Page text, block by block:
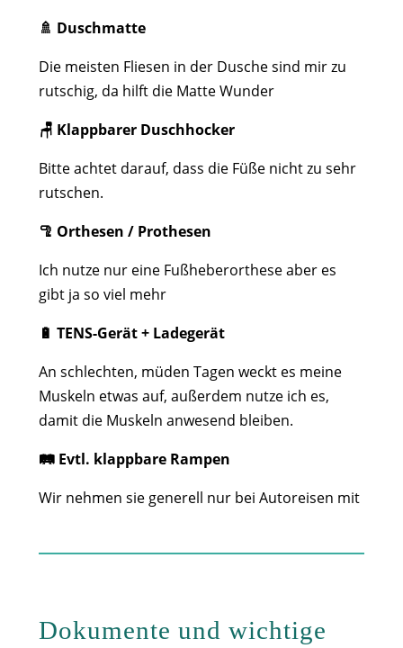
🚿 Duschmatte
Die meisten Fliesen in der Dusche sind mir zu
rutschig, da hilft die Matte Wunder
🪑 Klappbarer Duschhocker
Bitte achtet darauf, dass die Füße nicht zu sehr
rutschen.
🦿 Orthesen / Prothesen
Ich nutze nur eine Fußheberorthese aber es
gibt ja so viel mehr
🔋 TENS-Gerät + Ladegerät
An schlechten, müden Tagen weckt es meine
Muskeln etwas auf, außerdem nutze ich es,
damit die Muskeln anwesend bleiben.
🛤️ Evtl. klappbare Rampen
Wir nehmen sie generell nur bei Autoreisen mit
Dokumente und wichtige